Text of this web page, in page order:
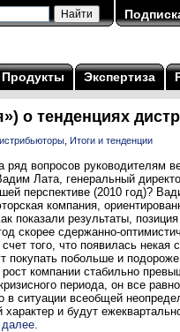
Продукты Экспертиза
о тенденциях
Итоги и тенденции
ряд вопросов руководителям
Лата, генеральный
перспективе (2010 год)?
компания,
показали результаты,
скорее сдержанно-
того, что появилась
покупать побольше и
компании стабильно
периода, он все
ситуации всеобщей
и будут
далее.